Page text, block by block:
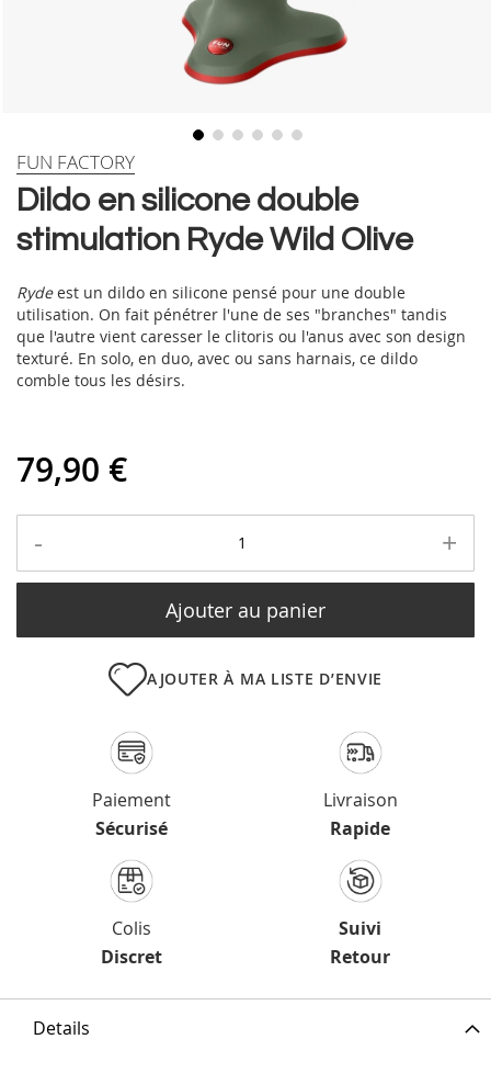
Skip
the
beginning
images
gallery
Dildo en silicone double
stimulation Ryde Wild Olive
FUN FACTORY
Rydeest un dildo en silicone pensé pour une double
utilisation. On fait pénétrer l'une de ses "branches" tandis
que l'autre vient caresser le clitoris ou l'anus avec son design
texturé. En solo, en duo, avec ou sans harnais, ce dildo
comble tous les désirs.
79,90 €
- +
Ajouter au panier
AJOUTER À MA LISTE D’ENVIE
Paiement
Sécurisé
Livraison
Rapide
Colis
Discret
Suivi
Retour
Details